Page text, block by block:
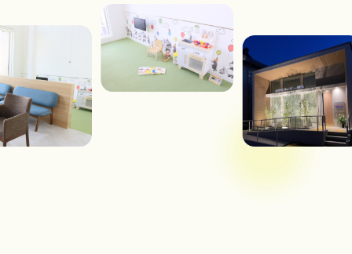
2026.02.25
2026.01.27 ２月の休診日の
12月の休診日の
11月の休診日の